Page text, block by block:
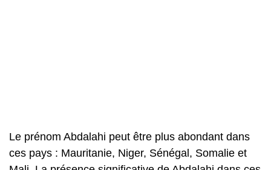
Le prénom Abdalahi peut être plus abondant dans
ces pays : Mauritanie, Niger, Sénégal, Somalie et